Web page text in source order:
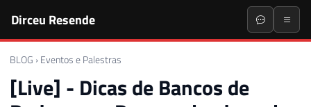
Dirceu Resende
BLOG › Eventos e Palestras
[Live] - Dicas de Bancos de